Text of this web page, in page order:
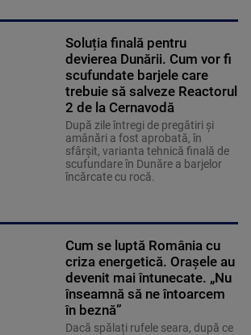
Soluția finală pentru
devierea Dunării. Cum vor fi
scufundate barjele care
trebuie să salveze Reactorul
2 de la Cernavodă
După zile întregi de pregătiri și
amânări a fost aprobată, în
sfârșit, varianta tehnică finală de
scufundare în Dunăre a barjelor
încărcate cu rocă.
Cum se luptă România cu
criza energetică. Orașele au
devenit mai întunecate. „Nu
înseamnă să ne întoarcem
în beznă”
Dacă spălați rufele seara, după ce